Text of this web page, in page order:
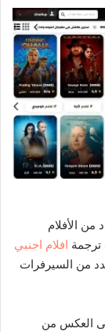
من الأفلام
ترجمة افلام اجنبي
من السيرفرات
العكس من